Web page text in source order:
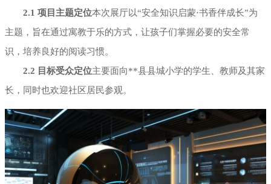
2.1 项目主题定位本次展厅以“安全知识启蒙·书香伴成长”为
主题，旨在通过寓教于乐的方式，让孩子们掌握必要的安全常
识，培养良好的阅读习惯。
2.2 目标受众定位主要面向**县县城小学的学生、教师及其家
长，同时也欢迎社区居民参观。